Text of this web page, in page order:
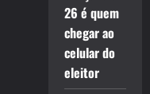
26 é quem
chegar ao
celular do
eleitor